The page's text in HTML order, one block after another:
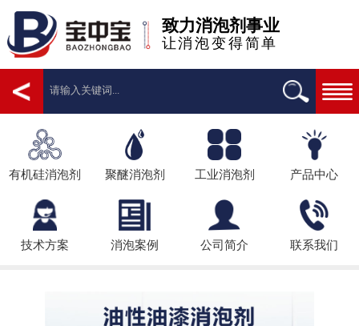
致力消泡剂事业
让消泡变得简单
有机硅消泡剂 聚醚消泡剂 工业消泡剂 产品中心
技术方案 消泡案例 公司简介 联系我们